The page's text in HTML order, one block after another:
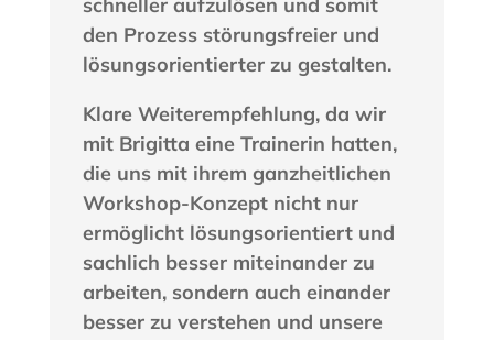
den Prozess störungsfreier und
lösungsorientierter zu gestalten.
Klare Weiterempfehlung, da wir
mit Brigitta eine Trainerin hatten,
die uns mit ihrem ganzheitlichen
Workshop-Konzept nicht nur
ermöglicht lösungsorientiert und
sachlich besser miteinander zu
arbeiten, sondern auch einander
besser zu verstehen und unsere